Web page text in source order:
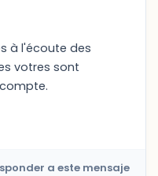
à l'écoute des
votres sont
a este mensaje